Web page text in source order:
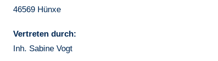
46569 Hünxe
Vertreten durch:
Inh. Sabine Vogt